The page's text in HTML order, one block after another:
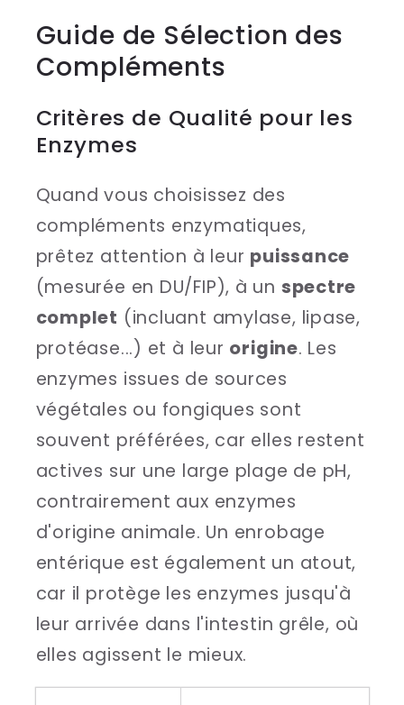
Guide de Sélection des
Compléments
Critères de Qualité pour les
Enzymes
Quand vous choisissez des
compléments enzymatiques,
prêtez attention à leur puissance
(mesurée en DU/FIP), à un spectre
complet (incluant amylase, lipase,
protéase...) et à leur origine. Les
enzymes issues de sources
végétales ou fongiques sont
souvent préférées, car elles restent
actives sur une large plage de pH,
contrairement aux enzymes
d'origine animale. Un enrobage
entérique est également un atout,
car il protège les enzymes jusqu'à
leur arrivée dans l'intestin grêle, où
elles agissent le mieux.